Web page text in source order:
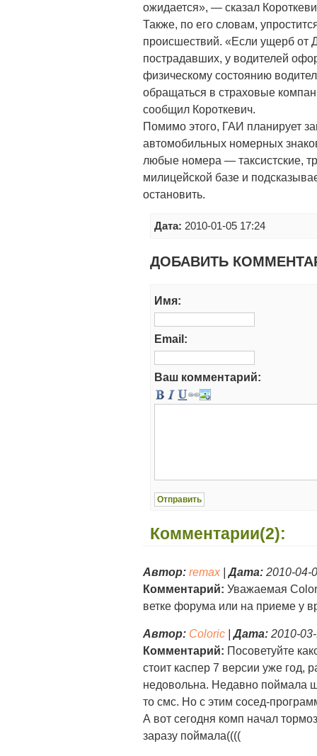
ожидается», — сказал
Также, по его словам,
происшествий. «Если ущерб от
пострадавших, у водителей
физическому состоянию
обращаться в страховые
сообщил Короткевич.
Помимо этого, ГАИ планирует
автомобильных номерных
любые номера — таксистские,
милицейской базе и
остановить.
Дата: 2010-01-05 17:24
ДОБАВИТЬ
Имя:
Email:
Ваш комментарий:
Комментарии(2):
Автор: remax |Дата: 2010-04-
Комментарий: Уважаемая
ветке форума или на приеме у
Автор: Coloric |Дата: 2010-
Комментарий: Посоветуйте
стоит каспер 7 версии уже год,
недовольна. Недавно поймала
то смс. Но с этим сосед-
А вот сегодня комп начал
заразу поймала((((